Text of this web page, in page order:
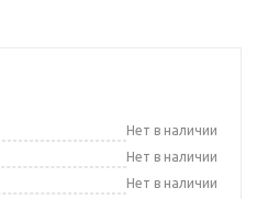
Нет в наличии
Нет в наличии
Нет в наличии